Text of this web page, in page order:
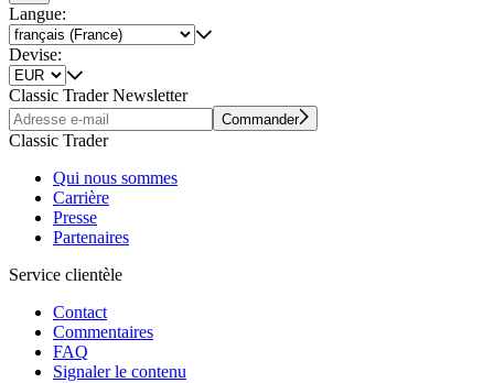
Langue:
Devise:
Classic Trader Newsletter
Commander
Classic Trader
Qui nous sommes
Carrière
Presse
Partenaires
Service clientèle
Contact
Commentaires
FAQ
Signaler le contenu